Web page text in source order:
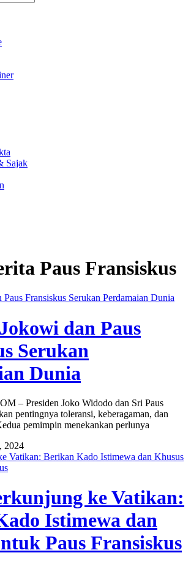
Sajak
Paus Fransiskus
Fransiskus Serukan Perdamaian Dunia
dan Paus
Serukan
Dunia
– Presiden Joko Widodo dan Sri Paus
pentingnya toleransi, keberagaman, dan
pemimpin menekankan perlunya
2024
Vatikan: Berikan Kado Istimewa dan Khusus
ke Vatikan:
Istimewa dan
Paus Fransiskus